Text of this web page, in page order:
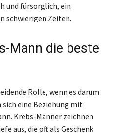
und fürsorglich, ein
schwierigen Zeiten.
Mann die beste
Rolle, wenn es darum
eine Beziehung mit
Krebs-Männer zeichnen
aus, die oft als Geschenk